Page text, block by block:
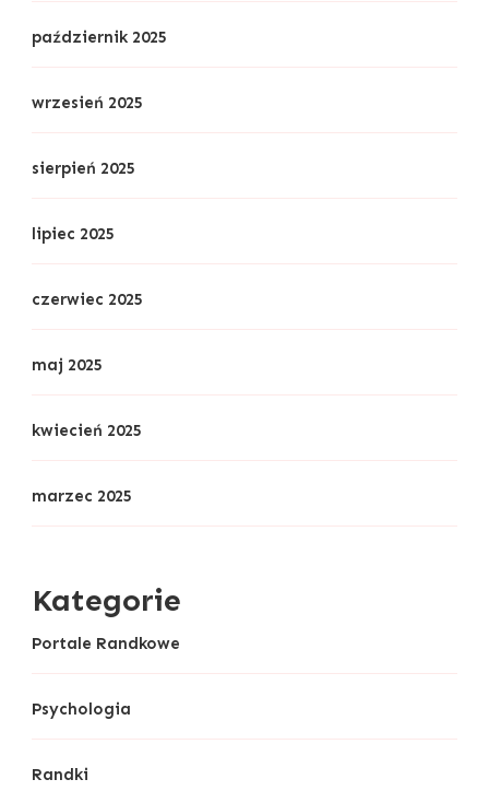
październik 2025
wrzesień 2025
sierpień 2025
lipiec 2025
czerwiec 2025
maj 2025
kwiecień 2025
marzec 2025
Kategorie
Portale Randkowe
Psychologia
Randki